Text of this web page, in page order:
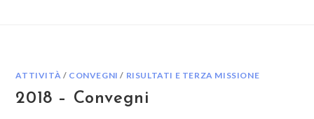
ATTIVITÀ / CONVEGNI / RISULTATI E TERZA MISSIONE
2018 – Convegni